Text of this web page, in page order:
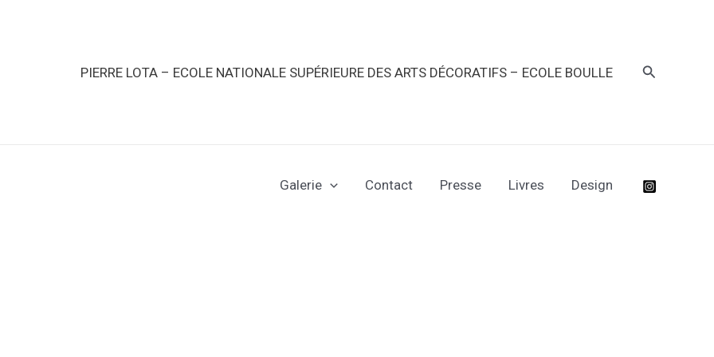
PIERRE LOTA – ECOLE NATIONALE SUPÉRIEURE DES ARTS DÉCORATIFS – ECOLE BOULLE
Galerie Contact Presse Livres Design